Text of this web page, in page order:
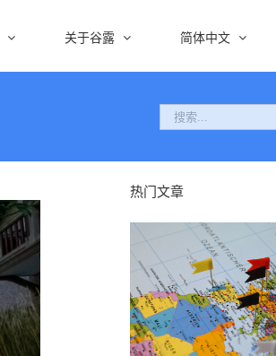
关于谷露 简体中文
索：
热门文章